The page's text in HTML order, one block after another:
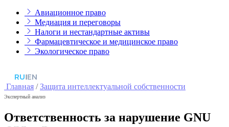
Авиационное право
Медиация и переговоры
Налоги и нестандартные активы
Фармацевтическое и медицинское право
Экологическое право
RU|EN
Главная /Защита интеллектуальной собственности
Экспертный анализ
Ответственность за нарушение GNU